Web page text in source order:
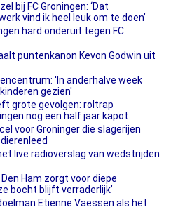
bij FC Groningen: ‘Dat
vind ik heel leuk om te doen’
hard onderuit tegen FC
puntenkanon Kevon Godwin uit
'In anderhalve week
gezien'
grote gevolgen: roltrap
nog een half jaar kapot
voor Groninger die slagerijen
live radioverslag van wedstrijden
Ham zorgt voor diepe
bocht blijft verraderlijk’
Etienne Vaessen als het